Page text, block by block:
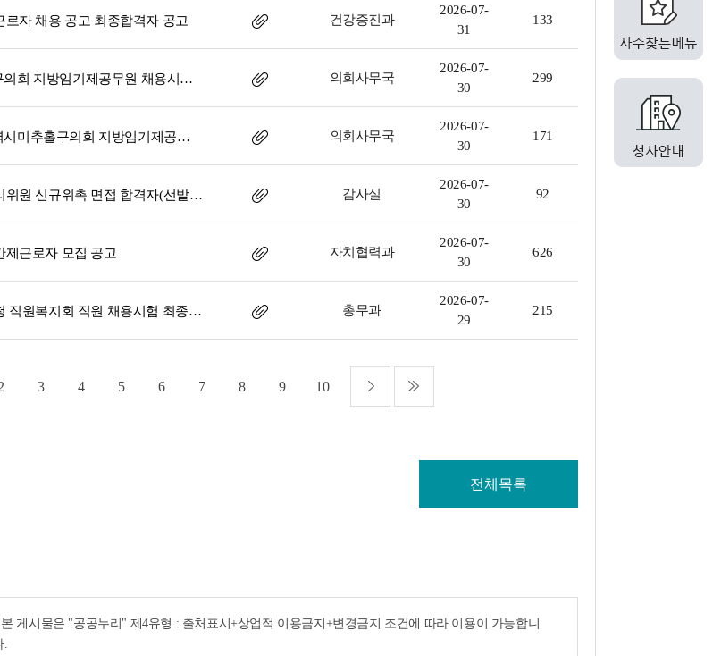
로자 채용 공고 최종합격자 공고 건강증진과
2026-07-
31
133
2026년 제2회 미추홀구의회 지방임기제공무원 채용시험 재공고 의회사무국
2026-07-
30
299
2026년 제2회 인천광역시미추홀구의회 지방임기제공무원 채용시험 1차 서류전형 합격자 결정 공고 의회사무국
2026-07-
30
171
미추홀구 구민고충처리위원 신규위촉 면접 합격자(선발예정자) 공고 감사실
2026-07-
30
92
제근로자 모집 공고 자치협력과
2026-07-
30
626
인천광역시 미추홀구청 직원복지회 직원 채용시험 최종합격자 결정 공고 총무과
2026-07-
29
215
3 4 5 6 7 8 9 10
전체목록
게시물은 "공공누리" 제4유형 : 출처표시+상업적 이용금지+변경금지 조건에 따라 이용이 가능합니
.